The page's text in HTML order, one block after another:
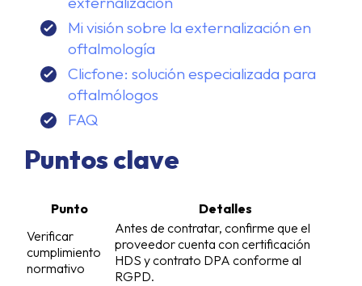
Mi visión sobre la externalización en
oftalmología
Clicfone: solución especializada para
oftalmólogos
FAQ
Puntos clave
Punto
Detalles
Verificar
cumplimiento
normativo
Antes de contratar, confirme que el
proveedor cuenta con certificación
HDS y contrato DPA conforme al
RGPD.